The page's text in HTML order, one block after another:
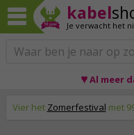
kabel
Je verwacht het
♥ Al meer
Vier het Zomerfestival met